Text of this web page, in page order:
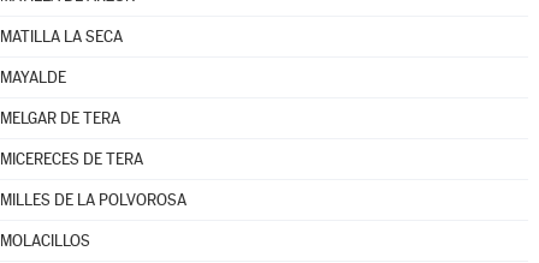
MATILLA LA SECA
MAYALDE
MELGAR DE TERA
MICERECES DE TERA
MILLES DE LA POLVOROSA
MOLACILLOS